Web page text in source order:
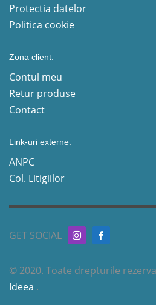
Protectia datelor
Politica cookie
Zona client:
Contul meu
Retur produse
Contact
Link-uri externe:
ANPC
Col. Litigiilor
GET SOCIAL
© 2020. Toate drepturile
Ideea .